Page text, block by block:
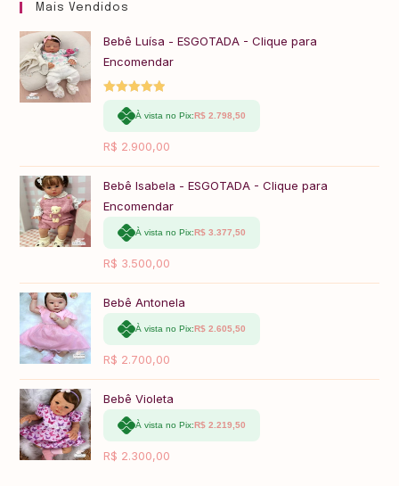
Mais Vendidos
Bebê Luísa - ESGOTADA - Clique para
Encomendar
Avaliação
5.00de 5
À vista no Pix:R$ 2.798,50
R$ 2.900,00
Bebê Isabela - ESGOTADA - Clique para
Encomendar
À vista no Pix:R$ 3.377,50
R$ 3.500,00
Bebê Antonela
À vista no Pix:R$ 2.605,50
R$ 2.700,00
Bebê Violeta
À vista no Pix:R$ 2.219,50
R$ 2.300,00